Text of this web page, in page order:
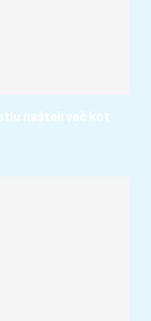
našteli več kot